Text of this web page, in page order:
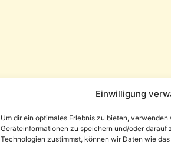
Einwilligung
Um dir ein optimales Erlebnis zu bieten,
Geräteinformationen zu speichern und/oder darauf
Technologien zustimmst, können wir Daten wie